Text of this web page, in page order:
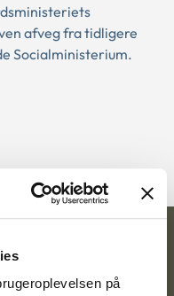
på
afveg fra tidligere
Socialministerium.